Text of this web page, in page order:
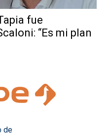
fue
“Es mi plan
de